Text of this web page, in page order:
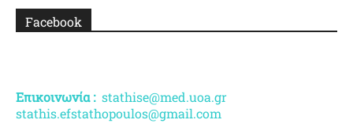
Facebook
Επικοινωνία : stathise@med.uoa.gr
stathis.efstathopoulos@gmail.com